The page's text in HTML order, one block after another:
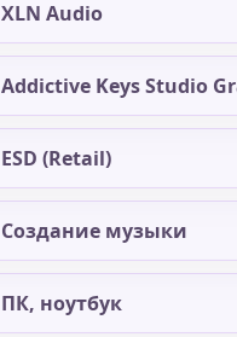
XLN Audio
Addictive Keys Studio
ESD (Retail)
Создание музыки
ПК, ноутбук